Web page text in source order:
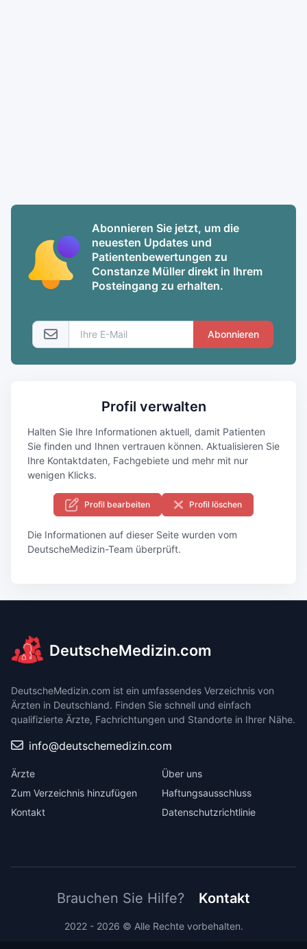
Abonnieren Sie jetzt, um die
neuesten Updates und
Patientenbewertungen zu
Constanze Müller direkt in Ihrem
Posteingang zu erhalten.
Abonnieren
Profil verwalten
Halten Sie Ihre Informationen aktuell, damit Patienten
Sie finden und Ihnen vertrauen können. Aktualisieren Sie
Ihre Kontaktdaten, Fachgebiete und mehr mit nur
wenigen Klicks.
Profil bearbeiten Profil löschen
Die Informationen auf dieser Seite wurden vom
DeutscheMedizin-Team überprüft.
DeutscheMedizin.com
DeutscheMedizin.com ist ein umfassendes Verzeichnis von
Ärzten in Deutschland. Finden Sie schnell und einfach
qualifizierte Ärzte, Fachrichtungen und Standorte in Ihrer Nähe.
info@deutschemedizin.com
Ärzte
Zum Verzeichnis hinzufügen
Kontakt
Über uns
Haftungsausschluss
Datenschutzrichtlinie
Brauchen Sie Hilfe? Kontakt
2022 - 2026 © Alle Rechte vorbehalten.